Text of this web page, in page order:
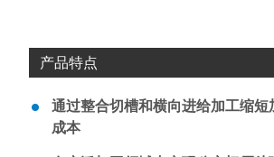
产品特点
通过整合切槽和横向进给加工缩短
成本